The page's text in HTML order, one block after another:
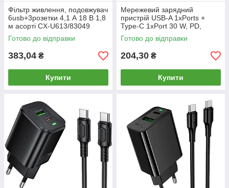
Фільтр живлення, подовжувач
6usb+3розетки 4,1 А 18 В 1,8
м асорті CX-U613/83049
Готово до відправки
383,04 ₴
Купити
Мережевий зарядний
пристрій USB-A 1xPorts +
Type-C 1xPort 30 W, PD,
QC3.0 Borofone Home
Charger BAS85A/83442
Готово до відправки
204,30 ₴
Купити